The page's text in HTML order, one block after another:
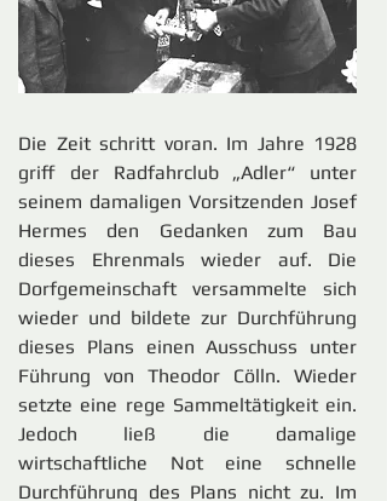
Die Zeit schritt voran. Im Jahre 1928
griff der Radfahrclub „Adler“ unter
seinem damaligen Vorsitzenden Josef
Hermes den Gedanken zum Bau
dieses Ehrenmals wieder auf. Die
Dorfgemeinschaft versammelte sich
wieder und bildete zur Durchführung
dieses Plans einen Ausschuss unter
Führung von Theodor Cölln. Wieder
setzte eine rege Sammeltätigkeit ein.
Jedoch ließ die damalige
wirtschaftliche Not eine schnelle
Durchführung des Plans nicht zu. Im